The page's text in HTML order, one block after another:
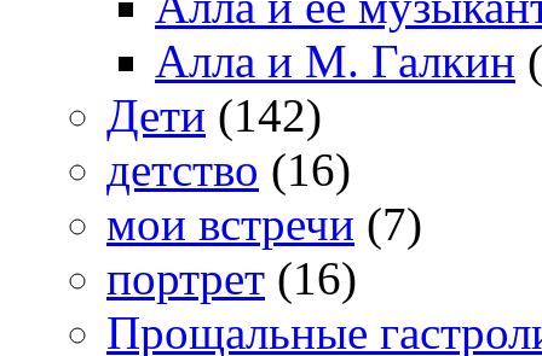
Алла и М. Галкин
Дети (142)
детство (16)
мои встречи (7)
портрет (16)
Прощальные